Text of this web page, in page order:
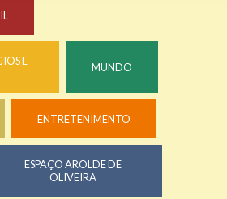
E
MUNDO
ENTRETENIMENTO
ESPAÇO AROLDE DE
OLIVEIRA